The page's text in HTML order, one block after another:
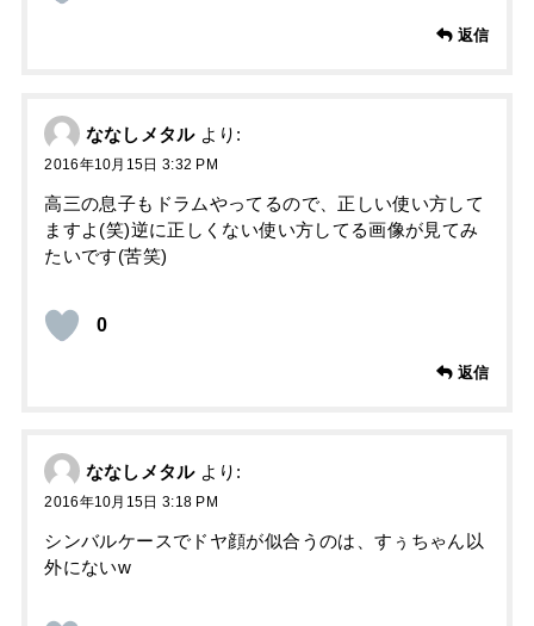
返信
ななしメタル より:
2016年10月15日 3:32 PM
高三の息子もドラムやってるので、正しい使い方して
ますよ(笑)逆に正しくない使い方してる画像が見てみ
たいです(苦笑)
0
返信
ななしメタル より:
2016年10月15日 3:18 PM
シンバルケースでドヤ顔が似合うのは、すぅちゃん以
外にないw